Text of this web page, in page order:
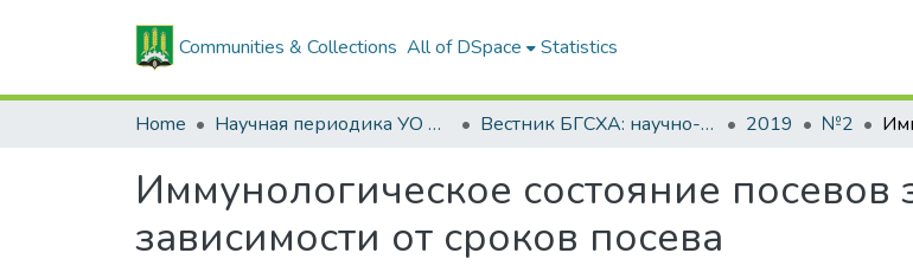
Communities & Collections All of DSpace Statistics
Home Научная периодика УО БГСХА Вестник БГСХА: научно-методический журнал Белорусской государственной сельскохозяйственной академии 2019 №2
Иммунологическое состояние посевов
зависимости от сроков посева